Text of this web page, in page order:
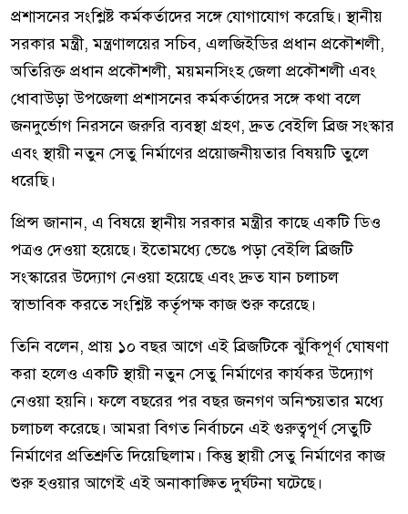
প্রশাসনের সংশ্লিষ্ট কর্মকর্তাদের সঙ্গে যোগাযোগ করেছি। স্থানীয়
সরকার মন্ত্রী, মন্ত্রণালয়ের সচিব, এলজিইডির প্রধান প্রকৌশলী,
অতিরিক্ত প্রধান প্রকৌশলী, ময়মনসিংহ জেলা প্রকৌশলী এবং
ধোবাউড়া উপজেলা প্রশাসনের কর্মকর্তাদের সঙ্গে কথা বলে
জনদুর্ভোগ নিরসনে জরুরি ব্যবস্থা গ্রহণ, দ্রুত বেইলি ব্রিজ সংস্কার
এবং স্থায়ী নতুন সেতু নির্মাণের প্রয়োজনীয়তার বিষয়টি তুলে
ধরেছি।
প্রিন্স জানান, এ বিষয়ে স্থানীয় সরকার মন্ত্রীর কাছে একটি ডিও
পত্রও দেওয়া হয়েছে। ইতোমধ্যে ভেঙে পড়া বেইলি ব্রিজটি
সংস্কারের উদ্যোগ নেওয়া হয়েছে এবং দ্রুত যান চলাচল
স্বাভাবিক করতে সংশ্লিষ্ট কর্তৃপক্ষ কাজ শুরু করেছে।
তিনি বলেন, প্রায় ১০ বছর আগে এই ব্রিজটিকে ঝুঁকিপূর্ণ ঘোষণা
করা হলেও একটি স্থায়ী নতুন সেতু নির্মাণের কার্যকর উদ্যোগ
নেওয়া হয়নি। ফলে বছরের পর বছর জনগণ অনিশ্চয়তার মধ্যে
চলাচল করেছে। আমরা বিগত নির্বাচনে এই গুরুত্বপূর্ণ সেতুটি
নির্মাণের প্রতিশ্রুতি দিয়েছিলাম। কিন্তু স্থায়ী সেতু নির্মাণের কাজ
শুরু হওয়ার আগেই এই অনাকাঙ্ক্ষিত দুর্ঘটনা ঘটেছে।